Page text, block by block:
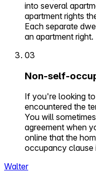
into several
apartment rights
Each separate
an apartment right.
03
Non-self-
If you're looking
encountered the
You will
agreement when
online that the
occupancy clause
Walter